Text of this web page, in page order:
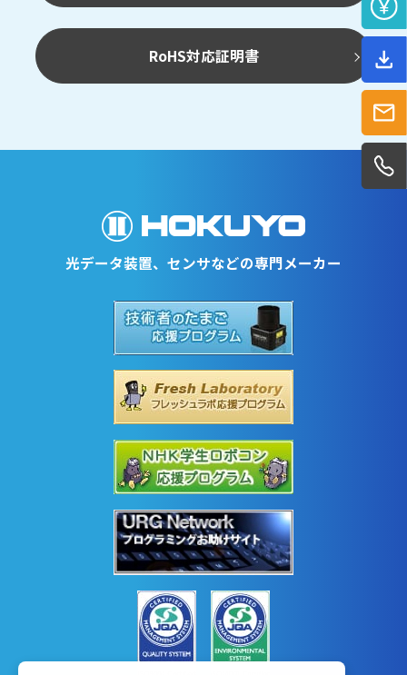
RoHS対応証明書
光データ装置、センサなどの専門メーカー